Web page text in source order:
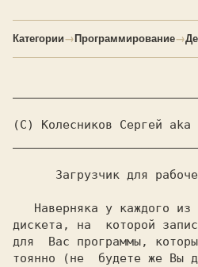
Категории→Программирование→
дискета, на  которой
для  Вас программы,
тоянно (не  будете же Вы